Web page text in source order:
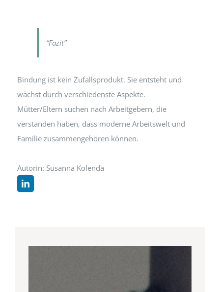
“Fazit”
Bindung ist kein Zufallsprodukt. Sie entsteht und
wächst durch verschiedenste Aspekte.
Mütter/Eltern suchen nach Arbeitgebern, die
verstanden haben, dass moderne Arbeitswelt und
Familie zusammengehören können.
Autorin: Susanna Kolenda